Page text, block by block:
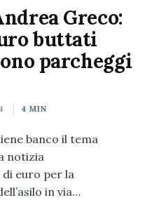
Greco:
buttati
parcheggi
4 MIN
banco il tema
notizia
di euro per la
in via…